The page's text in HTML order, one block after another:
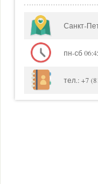
Санкт-
пн-сб
тел.: +7